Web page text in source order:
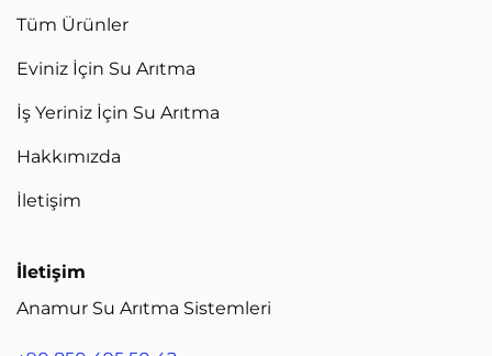
Tüm Ürünler
Eviniz İçin Su Arıtma
İş Yeriniz İçin Su Arıtma
Hakkımızda
İletişim
İletişim
Anamur Su Arıtma Sistemleri